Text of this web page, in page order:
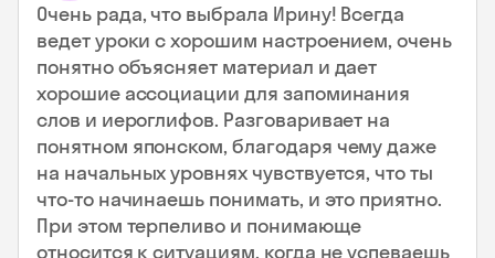
Очень рада, что выбрала Ирину! Всегда
ведет уроки с хорошим настроением, очень
понятно объясняет материал и дает
хорошие ассоциации для запоминания
слов и иероглифов. Разговаривает на
понятном японском, благодаря чему даже
на начальных уровнях чувствуется, что ты
что-то начинаешь понимать, и это приятно.
При этом терпеливо и понимающе
относится к ситуациям, когда не успеваешь